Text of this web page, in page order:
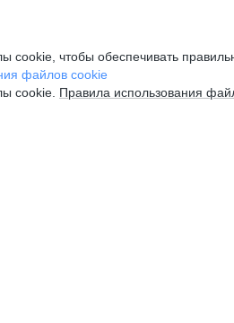
чтобы обеспечивать
файлов cookie
cookie. Правила использования